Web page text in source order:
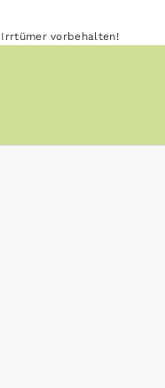
Irrtümer vorbehalten!